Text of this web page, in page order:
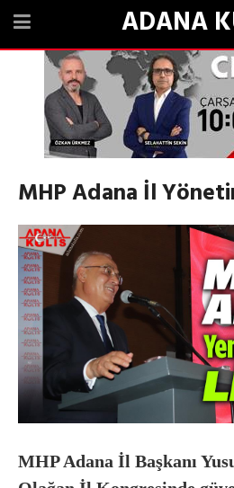
ADANA
MHP Adana İl
MHP Adana İl Başkanı